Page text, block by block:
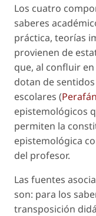
Los cuatro
saberes
práctica, teorías
provienen de
que, al confluir
dotan de
escolares (
epistemológicos
permiten la
epistemológica
del profesor.
Las fuentes
son: para los
transposición